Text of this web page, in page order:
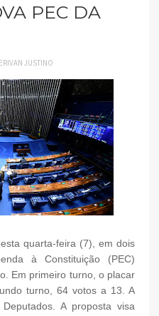
PEC DA
ERIVAN JUSTINO
quarta-feira (7), em dois
à Constituição (PEC)
Em primeiro turno, o placar
turno, 64 votos a 13. A
A proposta visa